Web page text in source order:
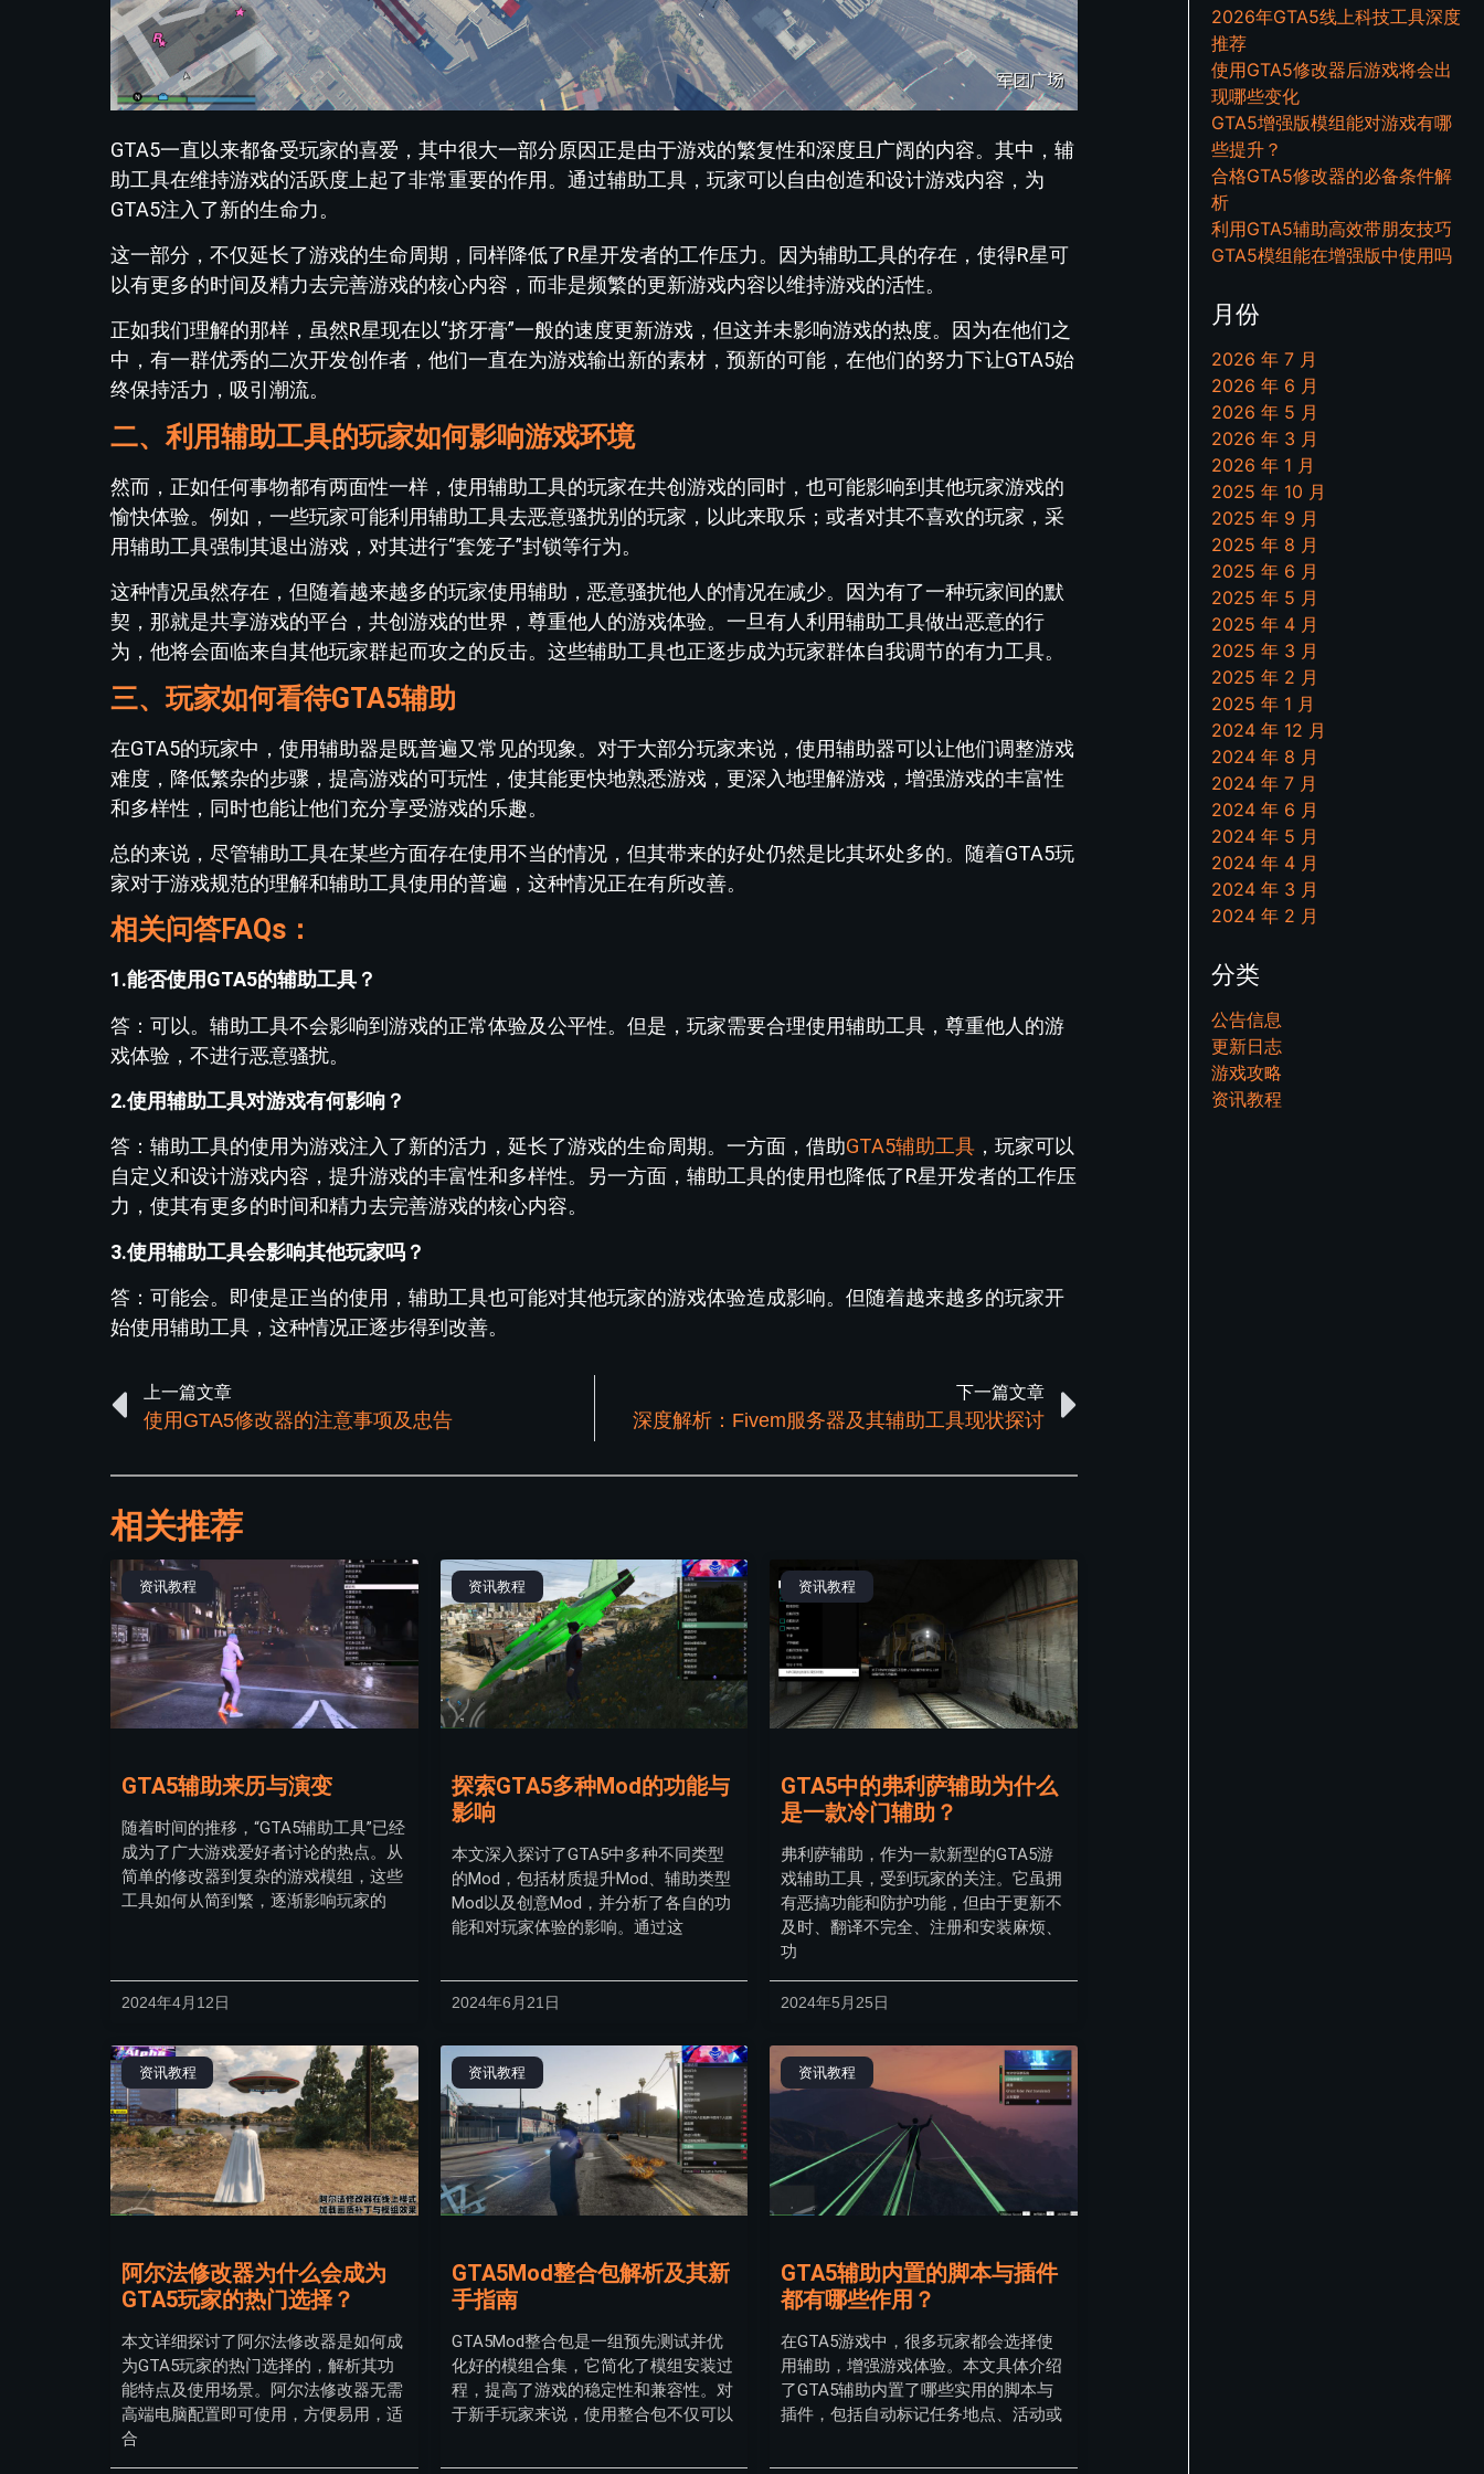
GTA5一直以来都备受玩家的喜爱，其中很大一部分原因正是由于游戏的繁复性和深度且广阔的内容。其中，辅
助工具在维持游戏的活跃度上起了非常重要的作用。通过辅助工具，玩家可以自由创造和设计游戏内容，为
GTA5注入了新的生命力。
这一部分，不仅延长了游戏的生命周期，同样降低了R星开发者的工作压力。因为辅助工具的存在，使得R星可
以有更多的时间及精力去完善游戏的核心内容，而非是频繁的更新游戏内容以维持游戏的活性。
正如我们理解的那样，虽然R星现在以“挤牙膏”一般的速度更新游戏，但这并未影响游戏的热度。因为在他们之
中，有一群优秀的二次开发创作者，他们一直在为游戏输出新的素材，预新的可能，在他们的努力下让GTA5始
终保持活力，吸引潮流。
二、利用辅助工具的玩家如何影响游戏环境
然而，正如任何事物都有两面性一样，使用辅助工具的玩家在共创游戏的同时，也可能影响到其他玩家游戏的
愉快体验。例如，一些玩家可能利用辅助工具去恶意骚扰别的玩家，以此来取乐；或者对其不喜欢的玩家，采
用辅助工具强制其退出游戏，对其进行“套笼子”封锁等行为。
这种情况虽然存在，但随着越来越多的玩家使用辅助，恶意骚扰他人的情况在减少。因为有了一种玩家间的默
契，那就是共享游戏的平台，共创游戏的世界，尊重他人的游戏体验。一旦有人利用辅助工具做出恶意的行
为，他将会面临来自其他玩家群起而攻之的反击。这些辅助工具也正逐步成为玩家群体自我调节的有力工具。
三、玩家如何看待GTA5辅助
在GTA5的玩家中，使用辅助器是既普遍又常见的现象。对于大部分玩家来说，使用辅助器可以让他们调整游戏
难度，降低繁杂的步骤，提高游戏的可玩性，使其能更快地熟悉游戏，更深入地理解游戏，增强游戏的丰富性
和多样性，同时也能让他们充分享受游戏的乐趣。
总的来说，尽管辅助工具在某些方面存在使用不当的情况，但其带来的好处仍然是比其坏处多的。随着GTA5玩
家对于游戏规范的理解和辅助工具使用的普遍，这种情况正在有所改善。
相关问答FAQs：
1.能否使用GTA5的辅助工具？
答：可以。辅助工具不会影响到游戏的正常体验及公平性。但是，玩家需要合理使用辅助工具，尊重他人的游
戏体验，不进行恶意骚扰。
2.使用辅助工具对游戏有何影响？
答：辅助工具的使用为游戏注入了新的活力，延长了游戏的生命周期。一方面，借助GTA5辅助工具 ，玩家可以
自定义和设计游戏内容，提升游戏的丰富性和多样性。另一方面，辅助工具的使用也降低了R星开发者的工作压
力，使其有更多的时间和精力去完善游戏的核心内容。
3.使用辅助工具会影响其他玩家吗？
答：可能会。即使是正当的使用，辅助工具也可能对其他玩家的游戏体验造成影响。但随着越来越多的玩家开
始使用辅助工具，这种情况正逐步得到改善。
上一篇文章
使用GTA5修改器的注意事项及忠告
下一篇文章
深度解析：Fivem服务器及其辅助工具现状探讨
相关推荐
资讯教程
GTA5辅助来历与演变
随着时间的推移，“GTA5辅助工具”已经
成为了广大游戏爱好者讨论的热点。从
简单的修改器到复杂的游戏模组，这些
工具如何从简到繁，逐渐影响玩家的
2024年4月12日
资讯教程
探索GTA5多种Mod的功能与
影响
本文深入探讨了GTA5中多种不同类型
的Mod，包括材质提升Mod、辅助类型
Mod以及创意Mod，并分析了各自的功
能和对玩家体验的影响。通过这
2024年6月21日
资讯教程
GTA5中的弗利萨辅助为什么
是一款冷门辅助？
弗利萨辅助，作为一款新型的GTA5游
戏辅助工具，受到玩家的关注。它虽拥
有恶搞功能和防护功能，但由于更新不
及时、翻译不完全、注册和安装麻烦、
功
2024年5月25日
资讯教程
阿尔法修改器为什么会成为
GTA5玩家的热门选择？
本文详细探讨了阿尔法修改器是如何成
为GTA5玩家的热门选择的，解析其功
能特点及使用场景。阿尔法修改器无需
高端电脑配置即可使用，方便易用，适
合
资讯教程
GTA5Mod整合包解析及其新
手指南
GTA5Mod整合包是一组预先测试并优
化好的模组合集，它简化了模组安装过
程，提高了游戏的稳定性和兼容性。对
于新手玩家来说，使用整合包不仅可以
资讯教程
GTA5辅助内置的脚本与插件
都有哪些作用？
在GTA5游戏中，很多玩家都会选择使
用辅助，增强游戏体验。本文具体介绍
了GTA5辅助内置了哪些实用的脚本与
插件，包括自动标记任务地点、活动或
2026年GTA5线上科技工具深度
推荐
使用GTA5修改器后游戏将会出
现哪些变化
GTA5增强版模组能对游戏有哪
些提升？
合格GTA5修改器的必备条件解
析
利用GTA5辅助高效带朋友技巧
GTA5模组能在增强版中使用吗
月份
2026 年 7 月
2026 年 6 月
2026 年 5 月
2026 年 3 月
2026 年 1 月
2025 年 10 月
2025 年 9 月
2025 年 8 月
2025 年 6 月
2025 年 5 月
2025 年 4 月
2025 年 3 月
2025 年 2 月
2025 年 1 月
2024 年 12 月
2024 年 8 月
2024 年 7 月
2024 年 6 月
2024 年 5 月
2024 年 4 月
2024 年 3 月
2024 年 2 月
分类
公告信息
更新日志
游戏攻略
资讯教程